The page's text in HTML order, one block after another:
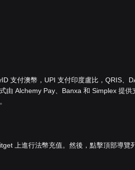
支付澳幣，UPI 支付印度盧比，QRIS、
由 Alchemy Pay、Banxa 和 Simplex 提供
上進行法幣充值。然後，點擊頂部導覽